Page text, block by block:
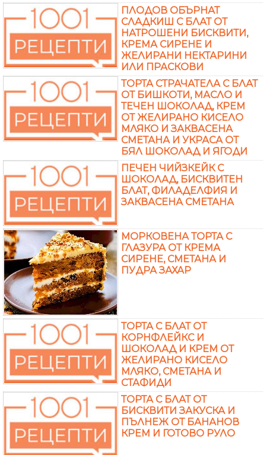
ПЛОДОВ ОБЪРНАТ
СЛАДКИШ С БЛАТ ОТ
НАТРОШЕНИ БИСКВИТИ,
КРЕМА СИРЕНЕ И
ЖЕЛИРАНИ НЕКТАРИНИ
ИЛИ ПРАСКОВИ
ТОРТА СТРАЧАТЕЛА С БЛАТ
ОТ БИШКОТИ, МАСЛО И
ТЕЧЕН ШОКОЛАД, КРЕМ
ОТ ЖЕЛИРАНО КИСЕЛО
МЛЯКО И ЗАКВАСЕНА
СМЕТАНА И УКРАСА ОТ
БЯЛ ШОКОЛАД И ЯГОДИ
ПЕЧЕН ЧИЙЗКЕЙК С
ШОКОЛАД, БИСКВИТЕН
БЛАТ, ФИЛАДЕЛФИЯ И
ЗАКВАСЕНА СМЕТАНА
МОРКОВЕНА ТОРТА С
ГЛАЗУРА ОТ КРЕМА
СИРЕНЕ, СМЕТАНА И
ПУДРА ЗАХАР
ТОРТА С БЛАТ ОТ
КОРНФЛЕЙКС И
ШОКОЛАД И КРЕМ ОТ
ЖЕЛИРАНО КИСЕЛО
МЛЯКО, СМЕТАНА И
СТАФИДИ
ТОРТА С БЛАТ ОТ
БИСКВИТИ ЗАКУСКА И
ПЪЛНЕЖ ОТ БАНАНОВ
КРЕМ И ГОТОВО РУЛО